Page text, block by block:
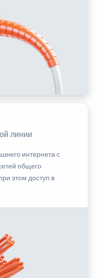
линии
интернета с
общего
этом доступ в